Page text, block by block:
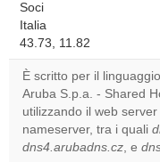
Soci
Italia
43.73, 11.82
È scritto per il
Aruba S.p.a. - Shared
utilizzando il web
nameserver, tra i quali
dns4.arubadns.cz, e